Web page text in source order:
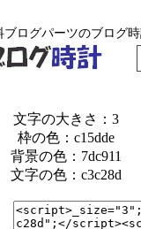
ブログパーツのブログ
文字の大きさ：3
枠の色：c15dde
背景の色：7dc911
文字の色：c3c28d